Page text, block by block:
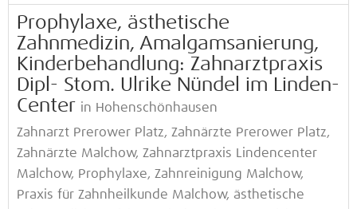
Prophylaxe, ästhetische
Zahnmedizin, Amalgamsanierung,
Kinderbehandlung: Zahnarztpraxis
Dipl- Stom. Ulrike Nündel im Linden-
Center in Hohenschönhausen
Zahnarzt Prerower Platz, Zahnärzte Prerower Platz,
Zahnärzte Malchow, Zahnarztpraxis Lindencenter
Malchow, Prophylaxe, Zahnreinigung Malchow,
Praxis für Zahnheilkunde Malchow, ästhetische